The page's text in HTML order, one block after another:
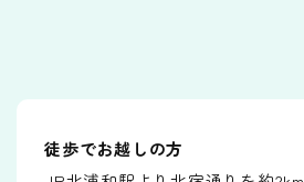
徒歩でお越しの方